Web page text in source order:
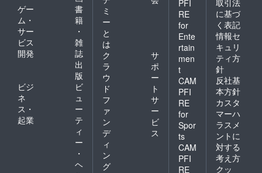
決済が
可能で
す ※交
通系IC
ド、iD
はご利
用いた
だけま
せんの
でご了
承くだ
い。）
ゲー
ム・
サー
ビス
開発
書
籍
・
雑
誌
出
版
ビジ
ネ
ス・
起業
ビ
ュ
ー
テ
ィ
ー
・
ヘ
ミ
ー
と
は
ク
ラ
ウ
ド
フ
ァ
ン
デ
ィ
ン
グ
サ
ポ
ー
ト
サ
ー
ビ
ス
PFI
RE
for
Ente
rtain
men
t
CAM
PFI
RE
for
Spor
ts
CAM
PFI
RE
に基づ
く表記
情報セ
キュリ
ティ方
針
反社基
本方針
カスタ
マーハ
ラスメ
ントに
対する
考え方
クッ